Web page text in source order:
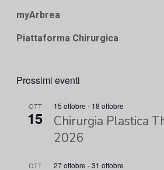
myArbrea
Piattaforma Chirurgica
Prossimi eventi
OTT
15
15 ottobre - 18 ottobre
Chirurgia Plastica
2026
OTT 27 ottobre -31 ottobre